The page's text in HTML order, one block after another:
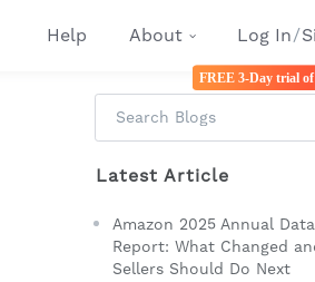
Help About Log In/
FREE 3-Day trial
Latest Article
Amazon 2025 Annual Data
Report: What Changed
Sellers Should Do Next